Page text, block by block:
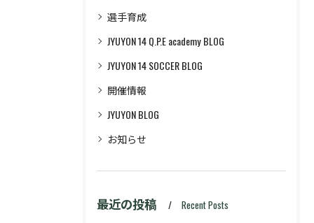
選手育成
JYUYON 14 Q.P.E academy BLOG
JYUYON 14 SOCCER BLOG
開催情報
JYUYON BLOG
お知らせ
最近の投稿 Recent Posts